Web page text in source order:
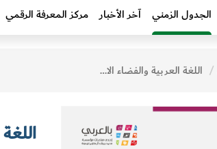
الجدول الزمني آخر الأخبار مركز المعرفة الرقمي
اللغة العربية والفضاء الافتراضي